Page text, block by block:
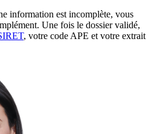
information est incomplète, vous
Une fois le dossier validé,
, votre code APE et votre extrait